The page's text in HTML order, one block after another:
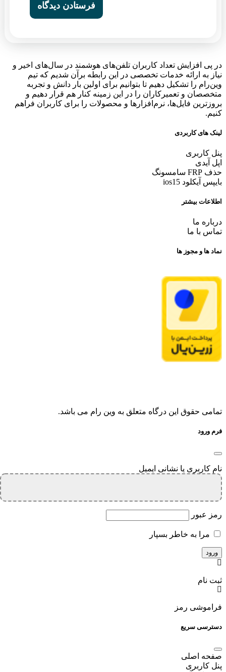
در پی افزایش تعداد کاربران تلفن‌های هوشمند در سال‌های اخیر و
نیاز به ارائه خدمات تخصصی در این رابطه برآن شدیم که تیم
وین‌رام را تشکیل دهیم تا بتوانیم برای اولین بار دانش و تجربه
متخصصان و تعمیرکاران را در این زمینه کنار هم قرار دهیم و
بروزترین فایل‌ها، نرم‌افزارها و محصولات را برای کاربران فراهم
کنیم.
لینک های کاربردی
پنل کاربری
اپل آیدی
حذف FRP سامسونگ
بایپس آیکلود ios15
اطلاعات بیشتر
درباره ما
تماس با ما
نماد ها و مجوز ها
تمامی حقوق این درگاه متعلق به وین رام می باشد.
فرم ورود
نام کاربری یا نشانی ایمیل
رمز عبور
مرا به خاطر بسپار
ثبت نام
فراموشی رمز
دسترسی سریع
صفحه اصلی
پنل کاربری